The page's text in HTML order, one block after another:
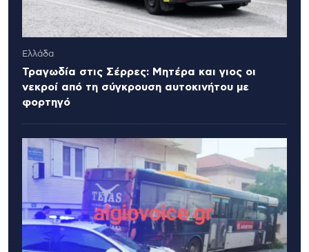
Ελλάδα
Τραγωδία στις Σέρρες: Μητέρα και γιος οι
νεκροί από τη σύγκρουση αυτοκινήτου με
φορτηγό